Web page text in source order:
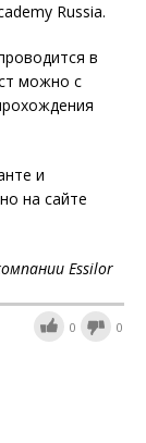
Russia.
в
можно с
и
на сайте
Essilor
0 0